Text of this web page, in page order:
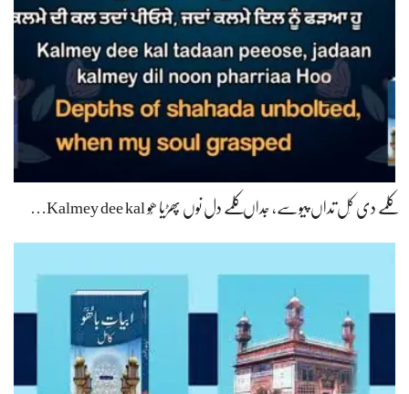
کلمے دی کَل تداں پیوسے، جداں کلمے دل نوں پھڑیا ھُو Kalmey dee kal…